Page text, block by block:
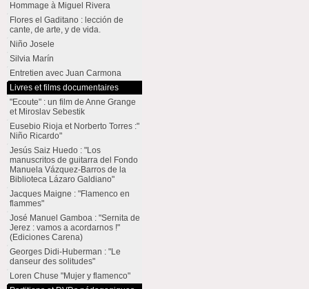
Hommage à Miguel Rivera
Flores el Gaditano : lección de
cante, de arte, y de vida.
Niño Josele
Silvia Marín
Entretien avec Juan Carmona
Livres et films documentaires
"Ecoute" : un film de Anne Grange
et Miroslav Sebestik
Eusebio Rioja et Norberto Torres :"
Niño Ricardo"
Jesús Saiz Huedo : "Los
manuscritos de guitarra del Fondo
Manuela Vázquez-Barros de la
Biblioteca Lázaro Galdiano"
Jacques Maigne : "Flamenco en
flammes"
José Manuel Gamboa : "Sernita de
Jerez : vamos a acordarnos !"
(Ediciones Carena)
Georges Didi-Huberman : "Le
danseur des solitudes"
Loren Chuse "Mujer y flamenco"